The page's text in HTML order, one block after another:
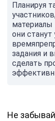
Планируя
материалы
они
задания и
сделать
Не